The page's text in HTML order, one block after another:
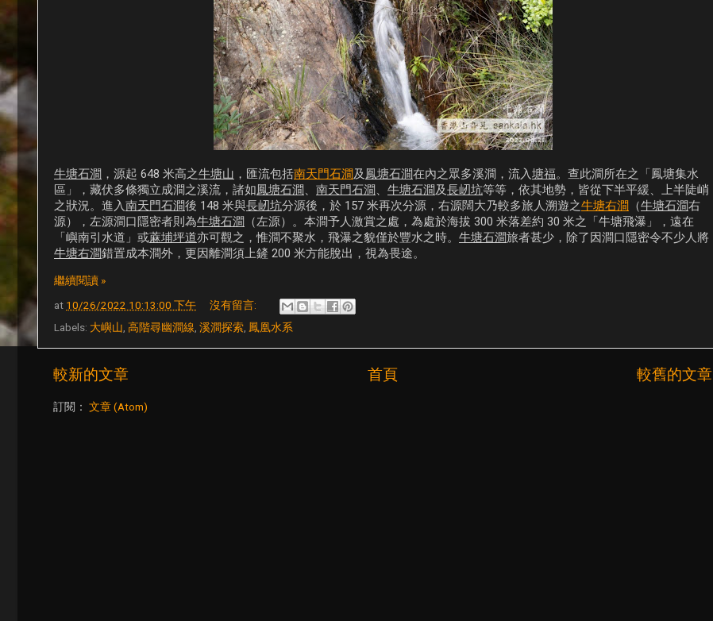
牛塘石澗 ，源起 648 米高之牛塘山 ，匯流包括南天門石澗及 鳳塘石澗在內之眾多溪澗，流入塘福。查此澗所在之「鳳塘集水
區」，藏伏多條獨立成澗之溪流，諸如鳳塘石澗、 南天門石澗、 牛塘石澗及長屻坑等等，依其地勢，皆從下半平緩、上半陡峭
之狀況。進入南天門石澗後 148 米與長屻坑分源後，於 157 米再次分源，右源闊大乃較多旅人溯遊之牛塘右澗 （牛塘石澗右
源），左源澗口隱密者則為牛塘石澗 （左源）。本澗予人激賞之處，為處於海拔 300 米落差約 30 米之「牛塘飛瀑」，遠在
「嶼南引水道」或蔴埔坪道亦可觀之，惟澗不聚水，飛瀑之貌僅於豐水之時。 牛塘石澗旅者甚少，除了因澗口隱密令不少人將
牛塘右澗錯置成本澗外，更因離澗須上鏟 200 米方能脫出，視為畏途。
繼續閱讀 »
at 10/26/2022 10:13:00 下午
沒有留言:
Labels: 大嶼山 高階尋幽澗線 溪澗探索 鳳凰水系
較新的文章 較舊的文章
首頁
訂閱： 文章 (Atom)